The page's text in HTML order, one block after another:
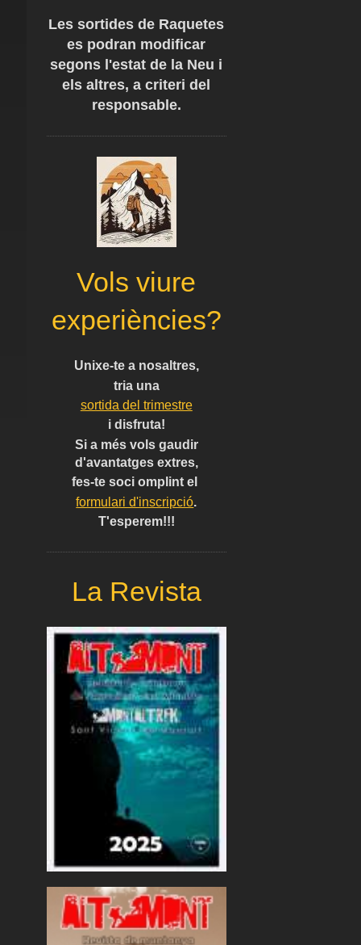
Les sortides de Raquetes
es podran modificar
segons l'estat de la Neu i
els altres, a criteri del
responsable.
Vols viure
experiències?
Unixe-te a nosaltres,
tria una
sortida del trimestre
i disfruta!
Si a més vols gaudir
d'avantatges extres,
fes-te soci omplint el
formulari d'inscripció.
T'esperem!!!
La Revista